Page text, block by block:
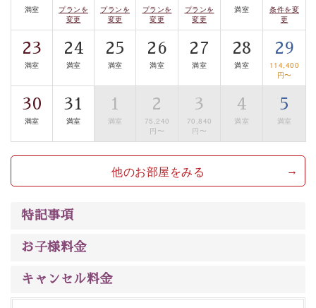
※交通規制などにより運行できない日がございます
※年末年始及び御柱祭前後は運行しておりません
以上がプラン内容です。
上諏訪温泉“しんゆ”なら諏訪大社など歴史ある諏訪の街
で心癒されます。 清らかな源泉、自然の恵みあるお食
事、諏訪湖に包まれるお部屋、 大人のたしなみを感じて
いただける、美しく癒される宿で贅沢に幸せのときを安
心してお過ごしください。
満室
プランを
変更
プランを
変更
プランを
変更
プランを
変更
満室
条件を変
更
23
満室
24
満室
25
満室
26
満室
27
満室
28
満室
29
114,400
円〜
30
満室
31
満室
1
満室
2
75,240
円〜
3
70,840
円〜
4
満室
5
満室
他のお部屋をみる
特記事項
お子様料金
キャンセル料金